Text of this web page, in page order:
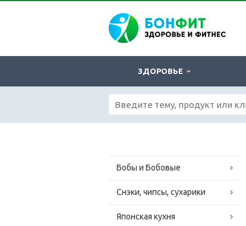
ЗДОРОВЬЕ
Бобы и Бобовые
Снэки, чипсы, сухарики
Японская кухня